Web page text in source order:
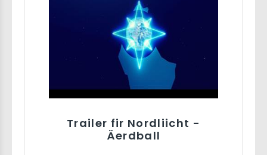
Trailer fir Nordliicht -
Äerdball